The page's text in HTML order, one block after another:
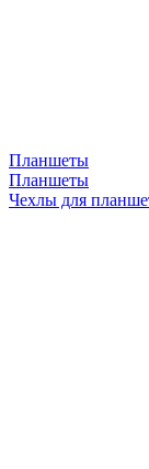
Планшеты
Планшеты
Чехлы для